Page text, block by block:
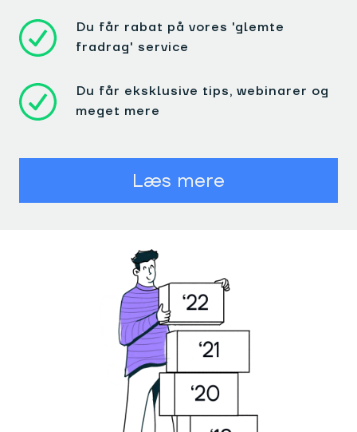
Du får rabat på vores 'glemte
fradrag' service
Du får eksklusive tips, webinarer og
meget mere
Læs mere